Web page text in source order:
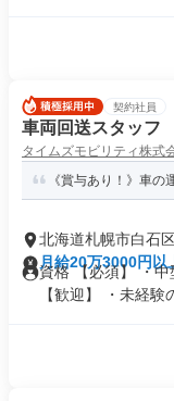
契約社員
車両回送スタッフ
タイムズモビリティ株式
《賞与あり！》車の
北海道札幌市白石
月給20万3000円以
資格 【必須】 ・
【歓迎】 ・未経験